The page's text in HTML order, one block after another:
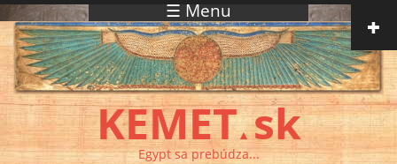
Skočiť na hlavný obsah ☰ Menu
KEMET▲ sk
Egypt sa prebúdza...